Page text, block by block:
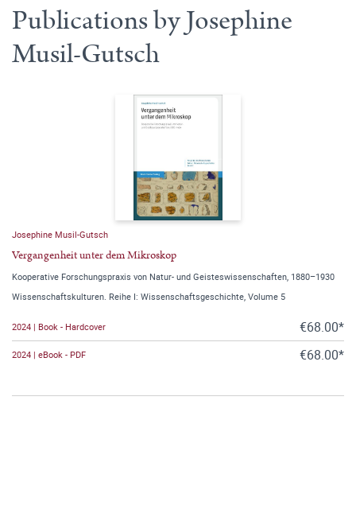
Publications by Josephine
Musil-Gutsch
Josephine Musil-Gutsch
Vergangenheit unter dem Mikroskop
Kooperative Forschungspraxis von Natur- und Geisteswissenschaften, 1880–1930
Wissenschaftskulturen. Reihe I: Wissenschaftsgeschichte, Volume 5
2024 | Book - Hardcover €68.00*
2024 | eBook - PDF €68.00*